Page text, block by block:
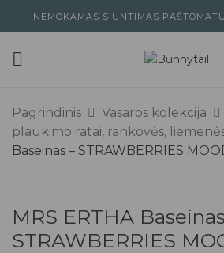
NEMOKAMAS SIUNTIMAS
Pagrindinis Vasaros kolekcija
plaukimo ratai, rankovės,
Baseinas – STRAWBERRIES
MRS ERTHA
STRAWBERRIES